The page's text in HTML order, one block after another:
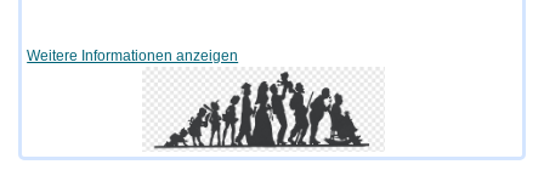
Weitere Informationen anzeigen